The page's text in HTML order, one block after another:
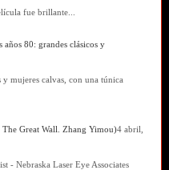
fue brillante...
años 80: grandes clásicos y
mujeres calvas, con una túnica
Great Wall. Zhang Yimou)4 abril,
- Nebraska Laser Eye Associates